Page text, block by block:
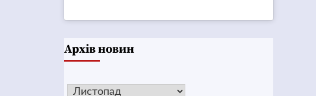
Архів новин